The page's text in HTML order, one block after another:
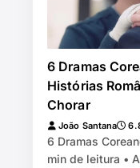
6 Dramas
Histórias
Chorar
João Santana
6 Dramas
min de leitura •